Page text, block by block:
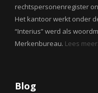
rechtspersonenregister
Het kantoor werkt onder
“Interius” werd als
Merkenbureau. Lees
Blog